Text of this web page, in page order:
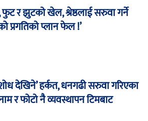
फुट र झुटको खेल, श्रेष्ठलाई सरुवा गर्ने
प्रगतिको प्लान फेल !’
देखिने’ हर्कत, धनगढी सरुवा गरिएका
र फोटो नै व्यवस्थापन टिमबाट